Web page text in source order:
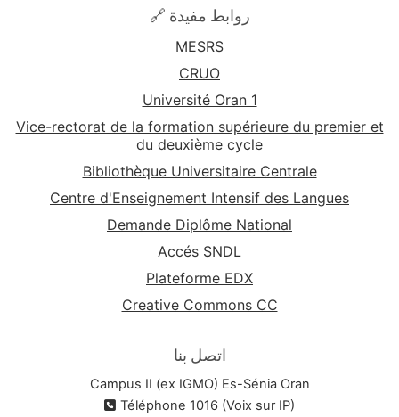
🔗 روابط مفيدة
MESRS
CRUO
Université Oran 1
Vice-rectorat de la formation supérieure du premier et
du deuxième cycle
Bibliothèque Universitaire Centrale
Centre d'Enseignement Intensif des Langues
Demande Diplôme National
Accés SNDL
Plateforme EDX
Creative Commons CC
اتصل بنا
Campus II (ex IGMO) Es-Sénia Oran
Téléphone 1016 (Voix sur IP)